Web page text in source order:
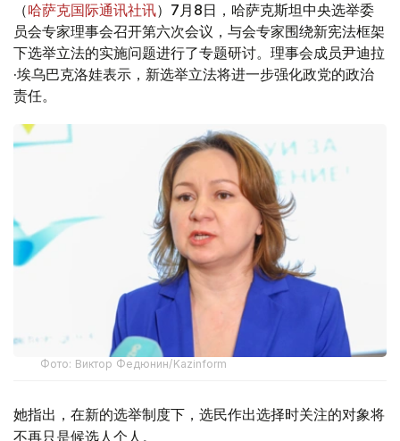
（哈萨克国际通讯社讯）7月8日，哈萨克斯坦中央选举委
员会专家理事会召开第六次会议，与会专家围绕新宪法框架
下选举立法的实施问题进行了专题研讨。理事会成员尹迪拉
·埃乌巴克洛娃表示，新选举立法将进一步强化政党的政治
责任。
Фото: Виктор Федюнин/Kazinform
她指出，在新的选举制度下，选民作出选择时关注的对象将
不再只是候选人个人。